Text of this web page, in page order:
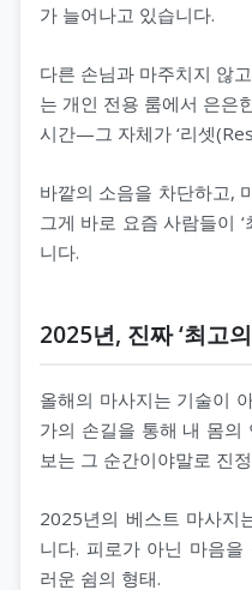
가 늘어나고 있습니다.
다른 손님과 마주치지 않
는 개인 전용 룸에서 은은
시간—그 자체가 ‘리셋
바깥의 소음을 차단하고,
그게 바로 요즘 사람들이
니다.
2025년, 진짜 ‘최고
올해의 마사지는 기술이
가의 손길을 통해 내 몸의
보는 그 순간이야말로 진
2025년의 베스트 마사지
니다. 피로가 아닌 마음
러운 쉼의 형태.